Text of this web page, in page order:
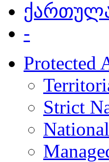
-
Protected
Strict